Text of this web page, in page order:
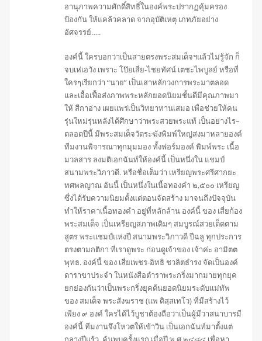
อานุภาพความศักดิ์สิทธิ์ในองค์พระปรากฏคุ้มครอง
ป้องกัน ให้แคล้วคลาด จากอุบัติเหตุ เภทภัยอย่าง
อัศจรรย์…..
องค์นี้ ใครบอกว่าเป็นสายตรงพระสมเด็จฯแล้วไม่รู้จัก ก็
จบเห่เอวัง เพราะ โป๊ยเสี่ย-ไชยทัศน์ เตชะไพบูลย์ หรือที่
ใครๆเรียกว่า “นาย” เป็นเสาหลักวงการพระมาตลอด
และเอื้อเฟื้อส่งภาพพระหลักยอดนิยมชั้นดีมีคุณภาพมา
ให้ สีกาอ่าง เผยแพร่เป็นวิทยาทานเสมอ เพื่อช่วยให้คน
รุ่นใหม่รุ่นหลังได้ศึกษาว่าพระสวยพระแท้ เป็นอย่างไร–
ตลอดปีนี้ มีพระสมเด็จวัดระฆังพิมพ์ใหญ่ส่งมาหลายองค์
ทีมงานพิจารณาทุกมุมมอง ทั้งฟอร์มองค์ พิมพ์พระ เนื้อ
มวลสาร ลงมติเอกฉันท์ให้องค์นี้ เป็นหนึ่งใน แชมป์
สนามพระวิภาวดี. หรือชื่อเต็มว่า เหรียญพระศรีศากยะ
ทศพลญาณ อันนี้ เป็นหนึ่งในเนื้อทองคำ ๒,๕๐๐ เหรียญ
ซึ่งได้รับความนิยมตั้งแต่ตอนจัดสร้าง มาจนถึงปัจจุบัน
ทำให้ราคาเนื้อทองคำ อยู่ที่หลักล้าน องค์นี้ ของ เสี่ยก้อง
พระสมเด็จ เป็นเหรียญสภาพเดิมๆ สมบูรณ์สวยเด็ดตาม
สูตร พระแชมป์แห่งปี สนามพระวิภาวดี ปีฉลู ทุกประการ
ตรงตามกติกา ที่เราดูพระ ก่อนดูเจ้าของ เจ้าค่ะ อามิตต
พุทธ. องค์นี้ ของ เสี่ยเพชร-อิทธิ ชวลิตธำรง จัดเป็นองค์
ดาราขาประจำ ในหนังสือตำราพระกริ่งมากมายทุกยุค
ยกย่องกันว่าเป็นพระกริ่งยุคต้นยอดนิยมระดับแม่ทัพ
ของ สมเด็จ พระสังฆราช (แพ ติสฺสเทโว) ที่มีสร้างไว้
เพียง ๙ องค์ ใครได้ไว้บูชาต้องถือว่าเป็นผู้มีวาสนาบารมี
องค์นี้ ทีมงานจึงโหวตให้เข้าวิน เป็นเอกฉันท์มาตั้งแต่